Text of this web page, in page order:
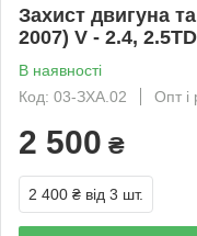
Захист двигуна
2007) V - 2.4,
В наявності
Код: 03-ЗХА.02
Опт і
2 500 ₴
2 400 ₴ від 3 шт.